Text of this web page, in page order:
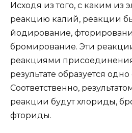
Исходя из того, с каким из
реакцию калий, реакции
йодирование,
бромирование. Эти
реакциями
результате образуется
Соответственно,
реакции будут хлориды,
фториды.